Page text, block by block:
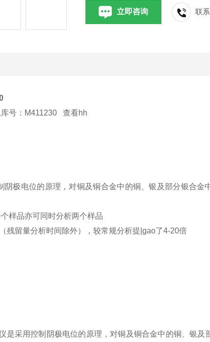
应用与特点：
立即咨询 联
号：M411230 查看hh
电位的原理，对铜及铜合金中的铜、银及部分银合金
样品亦可同时分析两个样品
残留量分析时间除外），较常规分析提|gao了4-20倍
是采用控制阴极电位的原理，对铜及铜合金中的铜、银及